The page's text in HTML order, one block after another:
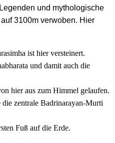
und mythologische
3100m verwoben. Hier
ist hier versteinert.
und damit auch die
hier aus zum Himmel gelaufen.
die zentrale Badrinarayan-Murti
Fuß auf die Erde.